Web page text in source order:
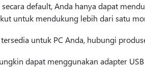
default, Anda hanya dapat
untuk mendukung lebih dari satu
untuk PC Anda, hubungi
dapat menggunakan adapter